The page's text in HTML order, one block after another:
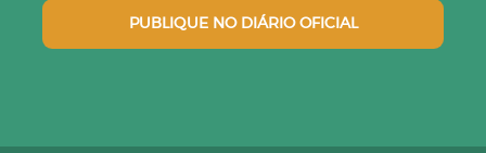
PUBLIQUE NO DIÁRIO OFICIAL